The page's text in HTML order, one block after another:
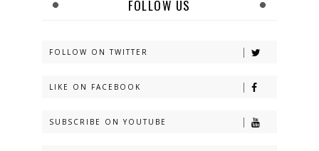
FOLLOW US
FOLLOW ON TWITTER
LIKE ON FACEBOOK
SUBSCRIBE ON YOUTUBE